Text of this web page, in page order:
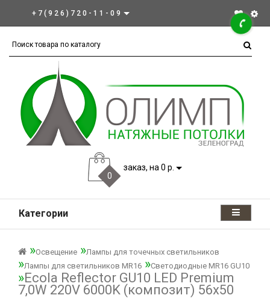
+7(926)720-11-09
0
заказ, на 0 р.
Категории
Освещение
Лампы для точечных светильников
Лампы для светильников MR16
Светодиодные MR16 GU10
Ecola Reflector GU10 LED Premium
7,0W 220V 6000K (композит) 56x50